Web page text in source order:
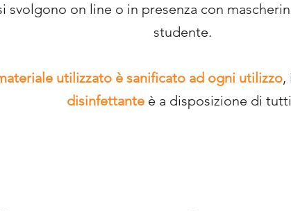
svolgono on line o in presenza con
studente.
utilizzato è sanificato ad ogni utilizzo,
disinfettante è a disposizione di